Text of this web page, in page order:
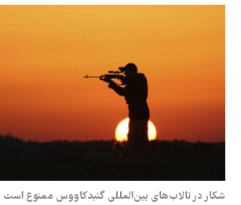
شکار در تالاب‌های بین‌المللی گنبدکاووس ممنوع است